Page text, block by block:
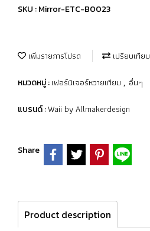
SKU : Mirror-ETC-B0023
เพิ่มรายการโปรด เปรียบเทียบ
หมวดหมู่ :เฟอร์นิเจอร์หวายเทียม , อื่นๆ
แบรนด์ :Waii by Allmakerdesign
Share
Product description